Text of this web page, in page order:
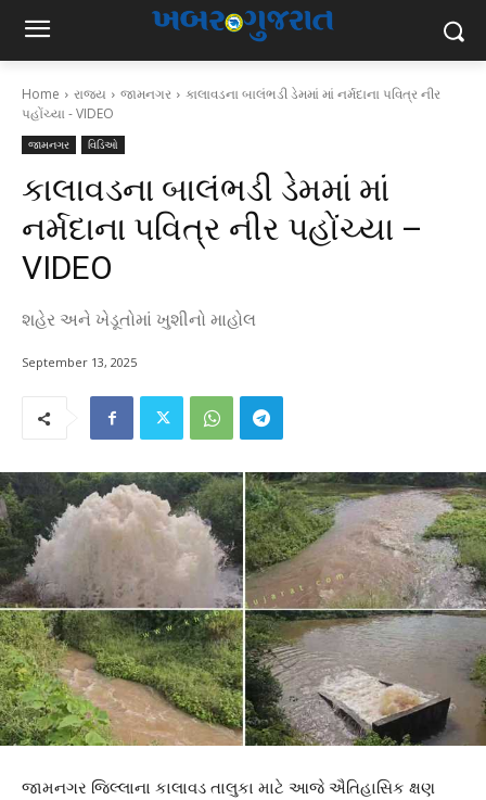
Home રાજ્ય જામનગર
કાલાવડના બાલંભડી ડેમમાં માં નર્મદાના પવિત્ર નીર
પહોંચ્યા - VIDEO
જામનગર વિડિઓ
કાલાવડના બાલંભડી ડેમમાં માં
નર્મદાના પવિત્ર નીર પહોંચ્યા –
VIDEO
શહેર અને ખેડૂતોમાં ખુશીનો માહોલ
September 13, 2025
જામનગર જિલ્લાના કાલાવડ તાલુકા માટે આજે ઐતિહાસિક ક્ષણ